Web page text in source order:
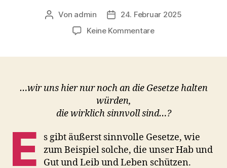
Beitragsautor
Von admin Veröffentlichungsdatum
24. Februar 2025
Keine Kommentarezu
…wir uns hier nur noch an die Gesetze halten
würden,
die wirklich sinnvoll sind…?
E
s gibt äußerst sinnvolle Gesetze, wie
zum Beispiel solche, die unser Hab und
Gut und Leib und Leben schützen.